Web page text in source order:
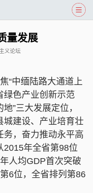
量发展
义论坛
中缅陆路大通道上
绿色产业创新示范
”三大发展定位，
城建设、产业培育壮
务，奋力推动永平高
2015年全省第98位
人均GDP首次突破
6位，全省排列第86